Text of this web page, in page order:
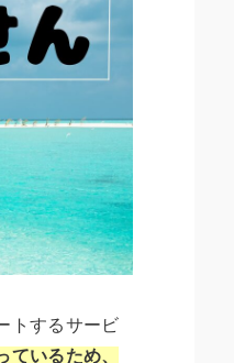
トするサービ
いるため、